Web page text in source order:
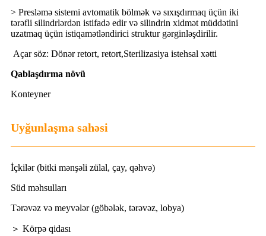
> Presləmə sistemi avtomatik bölmək və sıxışdırmaq üçün iki
tərəfli silindrlərdən istifadə edir və silindrin xidmət müddətini
uzatmaq üçün istiqamətləndirici struktur gərginləşdirilir.
Açar söz: Dönər retort, retort,Sterilizasiya istehsal xətti
Qablaşdırma növü
Konteyner
Uyğunlaşma sahəsi
İçkilər (bitki mənşəli zülal, çay, qəhvə)
Süd məhsulları
Tərəvəz və meyvələr (göbələk, tərəvəz, lobya)
＞ Körpə qidası